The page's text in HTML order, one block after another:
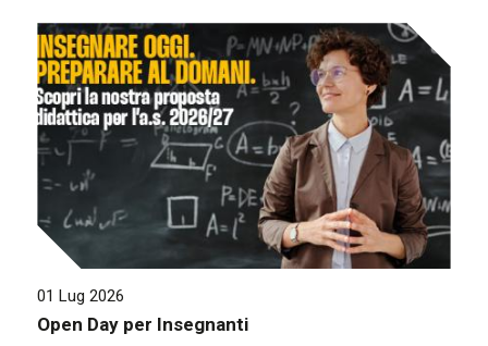
01 Lug 2026
Open Day per Insegnanti